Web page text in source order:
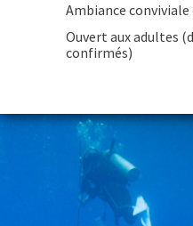
Ambiance
Ouvert aux adultes
confirmés)